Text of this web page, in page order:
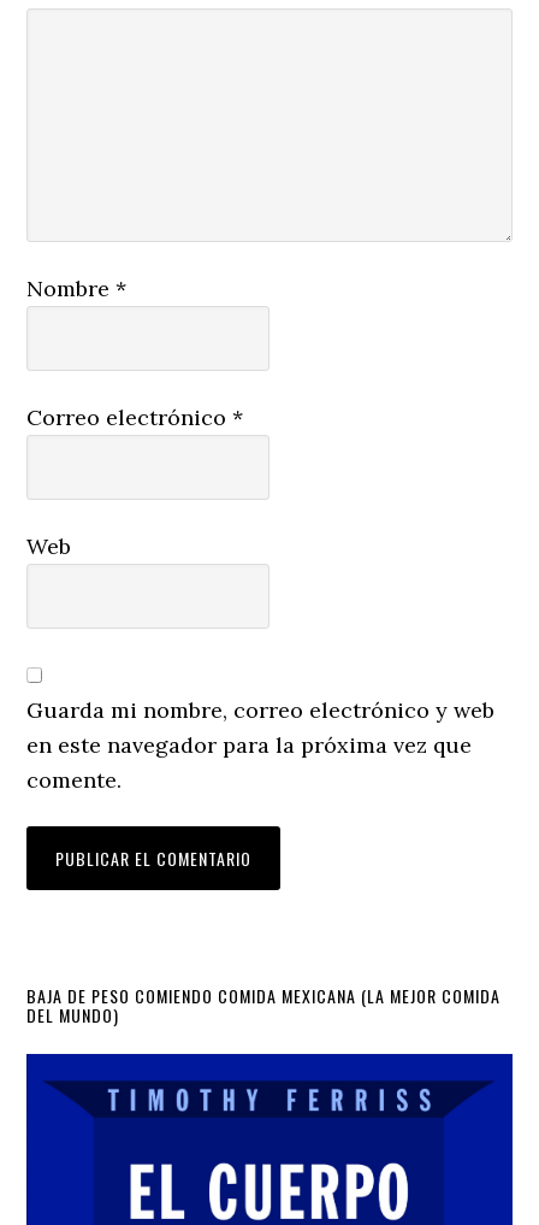
Nombre*
Correo electrónico*
Web
Guarda mi nombre, correo electrónico y web
en este navegador para la próxima vez que
comente.
Primary
Sidebar
BAJA DE PESO COMIENDO COMIDA MEXICANA (LA MEJOR COMIDA
DEL MUNDO)